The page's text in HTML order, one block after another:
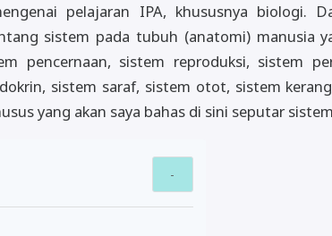
pelajaran IPA, khususnya biologi.
sistem pada tubuh (anatomi) manusia
pencernaan, sistem reproduksi, sistem
sistem saraf, sistem otot, sistem
yang akan saya bahas di sini seputar